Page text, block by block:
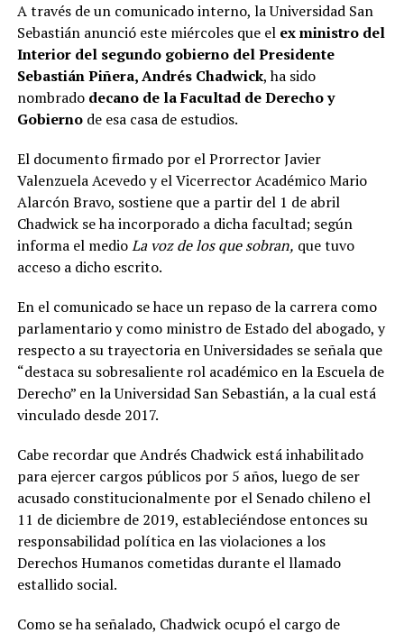
A través de un comunicado interno, la Universidad San
Sebastián anunció este miércoles que el ex ministro del
Interior del segundo gobierno del Presidente
Sebastián Piñera, Andrés Chadwick, ha sido
nombrado decano de la Facultad de Derecho y
Gobiernode esa casa de estudios.
El documento firmado por el Prorrector Javier
Valenzuela Acevedo y el Vicerrector Académico Mario
Alarcón Bravo, sostiene que a partir del 1 de abril
Chadwick se ha incorporado a dicha facultad; según
informa el medioLa voz de los que sobran, que tuvo
acceso a dicho escrito.
En el comunicado se hace un repaso de la carrera como
parlamentario y como ministro de Estado del abogado, y
respecto a su trayectoria en Universidades se señala que
“destaca su sobresaliente rol académico en la Escuela de
Derecho” en la Universidad San Sebastián, a la cual está
vinculado desde 2017.
Cabe recordar que Andrés Chadwick está inhabilitado
para ejercer cargos públicos por 5 años, luego de ser
acusado constitucionalmente por el Senado chileno el
11 de diciembre de 2019, estableciéndose entonces su
responsabilidad política en las violaciones a los
Derechos Humanos cometidas durante el llamado
estallido social.
Como se ha señalado, Chadwick ocupó el cargo de